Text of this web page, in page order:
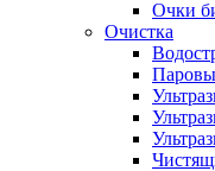
Очки
Очистка